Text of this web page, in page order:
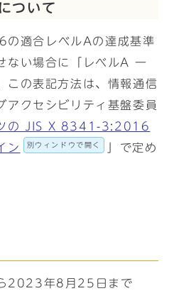
ついて
適合レベルAの達成基準
ない場合に「レベルA 一
この表記方法は、情報通信
アクセシビリティ基盤委員
ツの JIS X 8341-3:2016
ン
別ウィンドウで開く
」で定め
2023年8月25日まで